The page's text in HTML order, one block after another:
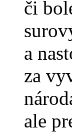
či
a
za
ale